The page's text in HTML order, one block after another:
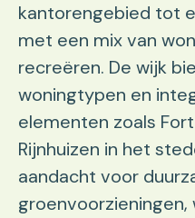
kantorengebied tot
met een mix van
recreëren. De wijk
woningtypen en
elementen zoals
Rijnhuizen in het
aandacht voor
groenvoorzieningen,